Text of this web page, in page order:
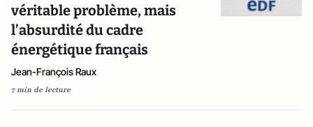
véritable problème, mais
l’absurdité du cadre
énergétique français
Jean-François Raux
7 min de lecture